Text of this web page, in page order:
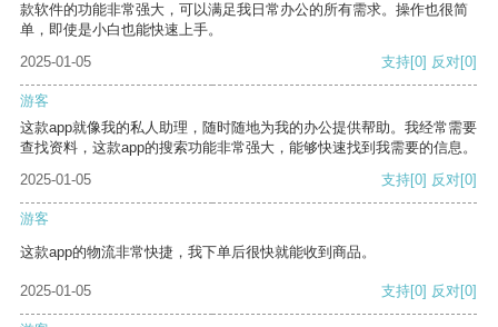
款软件的功能非常强大，可以满足我日常办公的所有需求。操作也很简
单，即使是小白也能快速上手。
2025-01-05
支持[0] 反对[0]
游客
这款app就像我的私人助理，随时随地为我的办公提供帮助。我经常需要
查找资料，这款app的搜索功能非常强大，能够快速找到我需要的信息。
2025-01-05
支持[0] 反对[0]
游客
这款app的物流非常快捷，我下单后很快就能收到商品。
2025-01-05 支持[0] 反对[0]